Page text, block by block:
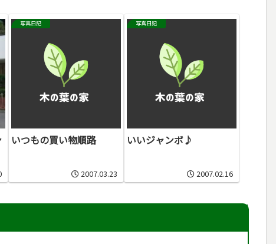
写真日記
いつもの買い物順路
2007.03.23
写真日記
いいジャンボ♪
2007.02.16